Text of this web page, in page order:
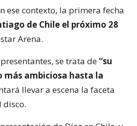
ese contexto, la primera fecha
de Chile el próximo 28
Arena.
se trata de“su
más ambiciosa hasta la
llevar a escena la faceta
disco.